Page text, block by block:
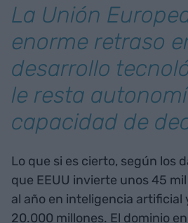
La Unión
enorme retraso
desarrollo
le resta
capacidad de
Lo que si es cierto, según los
que EEUU invierte unos 45
al año en inteligencia artificial
20.000 millones. El dominio